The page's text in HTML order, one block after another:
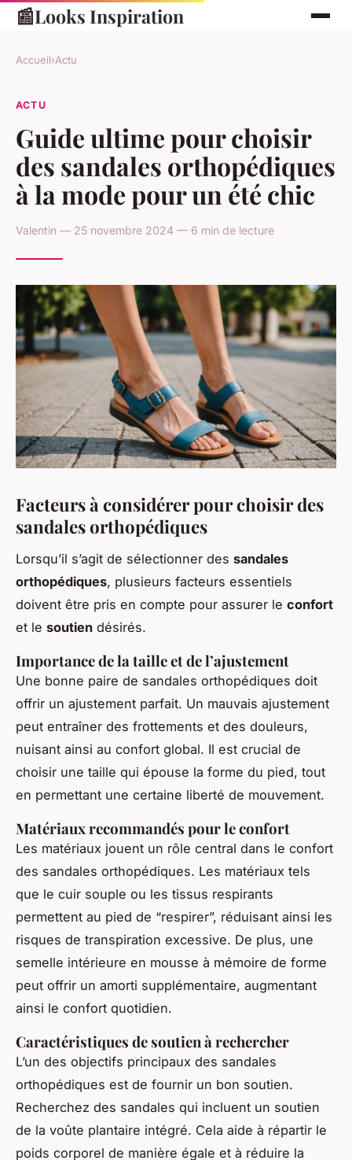
📰Looks Inspiration
Accueil›Actu
ACTU
Guide ultime pour choisir
des sandales orthopédiques
à la mode pour un été chic
Valentin — 25 novembre 2024 — 6 min de lecture
Facteurs à considérer pour choisir des
sandales orthopédiques
Lorsqu’il s’agit de sélectionner des sandales
orthopédiques, plusieurs facteurs essentiels
doivent être pris en compte pour assurer le confort
et le soutien désirés.
Importance de la taille et de l’ajustement
Une bonne paire de sandales orthopédiques doit
offrir un ajustement parfait. Un mauvais ajustement
peut entraîner des frottements et des douleurs,
nuisant ainsi au confort global. Il est crucial de
choisir une taille qui épouse la forme du pied, tout
en permettant une certaine liberté de mouvement.
Matériaux recommandés pour le confort
Les matériaux jouent un rôle central dans le confort
des sandales orthopédiques. Les matériaux tels
que le cuir souple ou les tissus respirants
permettent au pied de “respirer”, réduisant ainsi les
risques de transpiration excessive. De plus, une
semelle intérieure en mousse à mémoire de forme
peut offrir un amorti supplémentaire, augmentant
ainsi le confort quotidien.
Caractéristiques de soutien à rechercher
L’un des objectifs principaux des sandales
orthopédiques est de fournir un bon soutien.
Recherchez des sandales qui incluent un soutien
de la voûte plantaire intégré. Cela aide à répartir le
poids corporel de manière égale et à réduire la